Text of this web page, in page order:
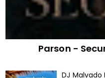
Parson -
DJ Malvado